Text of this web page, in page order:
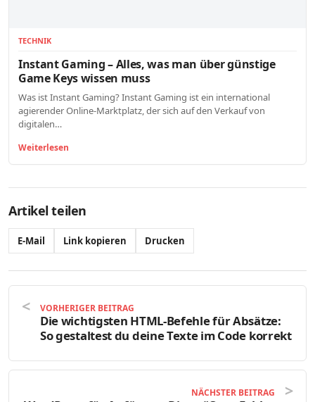
TECHNIK
Instant Gaming – Alles, was man über günstige
Game Keys wissen muss
Was ist Instant Gaming? Instant Gaming ist ein international
agierender Online-Marktplatz, der sich auf den Verkauf von
digitalen…
Weiterlesen
Artikel teilen
E-Mail Link kopieren Drucken
VORHERIGER BEITRAG
Die wichtigsten HTML-Befehle für Absätze:
So gestaltest du deine Texte im Code korrekt
NÄCHSTER BEITRAG